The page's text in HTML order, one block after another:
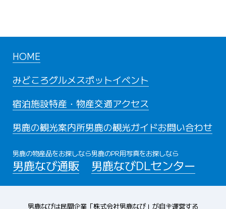
HOME
みどころグルメスポットイベント
宿泊施設特産・物産交通アクセス
男鹿の観光案内所男鹿の観光ガイドお問い合わせ
男鹿の物産品をお探しなら
男鹿なび通販
男鹿のPR用写真をお探しなら
男鹿なびDLセンター
男鹿なびは民間企業「株式会社男鹿なび」が自主運営する